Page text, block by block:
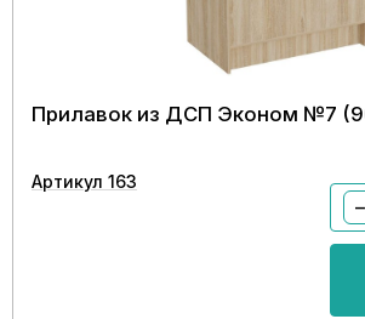
Прилавок из ДСП Эконом №7
Артикул 163
−